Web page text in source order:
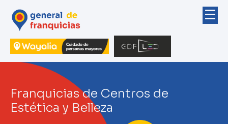
Franquicias de Centros de
Estética y Belleza